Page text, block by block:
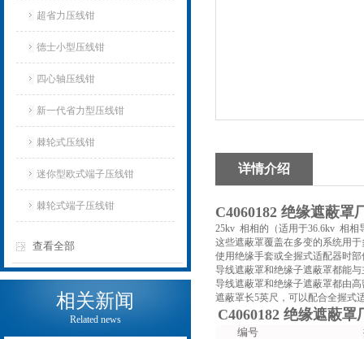
超省力压线钳
德士小型压线钳
四心轴压线钳
新一代省力型压线钳
棘轮式压线钳
迷你型欧式端子压线钳
棘轮式端子压线钳
查看全部
相关新闻
Related news
详情介绍
C4060182 绝缘遮蔽罩
25kv 相相的（适用于36.6kv 相相
这些遮蔽罩覆盖在多变的系统用
使用绝缘手套或全握式适配器时
导线遮蔽罩和绝缘子遮蔽罩都能
导线遮蔽罩和绝缘子遮蔽罩都由
遮蔽罩长5英尺，可以配合全握式
C4060182 绝缘遮蔽罩
编号